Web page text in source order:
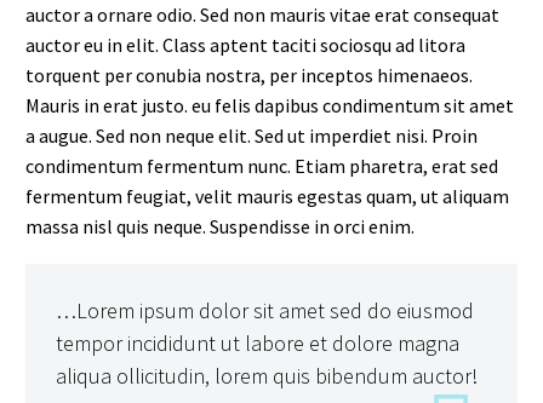
auctor a ornare odio. Sed non mauris vitae erat consequat
auctor eu in elit. Class aptent taciti sociosqu ad litora
torquent per conubia nostra, per inceptos himenaeos.
Mauris in erat justo. eu felis dapibus condimentum sit amet
a augue. Sed non neque elit. Sed ut imperdiet nisi. Proin
condimentum fermentum nunc. Etiam pharetra, erat sed
fermentum feugiat, velit mauris egestas quam, ut aliquam
massa nisl quis neque. Suspendisse in orci enim.
…Lorem ipsum dolor sit amet sed do eiusmod
tempor incididunt ut labore et dolore magna
aliqua ollicitudin, lorem quis bibendum auctor!